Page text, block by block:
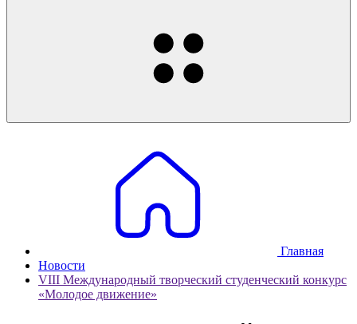
Главная
Новости
VIII Международный творческий студенческий конкурс
«Молодое движение»